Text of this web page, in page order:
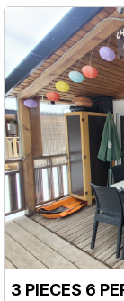
3 PIECES 6